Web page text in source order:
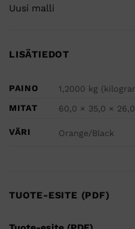
Uusi malli
LISÄTIEDOT
PAINO
1,2000 kg
MITAT
60,0 × 35,0 ×
VÄRI Orange/Black
TUOTE-ESITE (PDF)